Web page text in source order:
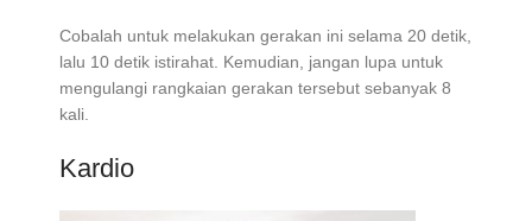
Cobalah untuk melakukan gerakan ini selama 20 detik,
lalu 10 detik istirahat. Kemudian, jangan lupa untuk
mengulangi rangkaian gerakan tersebut sebanyak 8
kali.
Kardio